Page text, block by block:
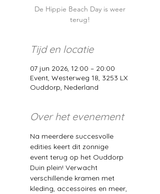
De Hippie Beach Day is weer
terug!
Tijd en locatie
07 jun 2026, 12:00 – 20:00
Event, Westerweg 18, 3253 LX
Ouddorp, Nederland
Over het evenement
Na meerdere succesvolle
edities keert dit zonnige
event terug op het Ouddorp
Duin plein! Verwacht
verschillende kramen met
kleding, accessoires en meer,